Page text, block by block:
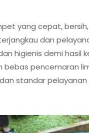
yang cepat,
dan
higienis demi hasil
bebas pencemaran
standar pelayanan